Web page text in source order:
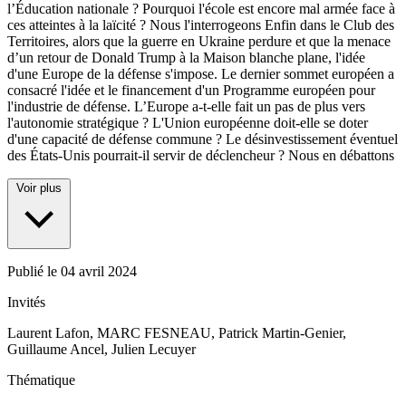
l’Éducation nationale ? Pourquoi l'école est encore mal armée face à
ces atteintes à la laïcité ? Nous l'interrogeons Enfin dans le Club des
Territoires, alors que la guerre en Ukraine perdure et que la menace
d’un retour de Donald Trump à la Maison blanche plane, l'idée
d'une Europe de la défense s'impose. Le dernier sommet européen a
consacré l'idée et le financement d'un Programme européen pour
l'industrie de défense. L’Europe a-t-elle fait un pas de plus vers
l'autonomie stratégique ? L'Union européenne doit-elle se doter
d'une capacité de défense commune ? Le désinvestissement éventuel
des États-Unis pourrait-il servir de déclencheur ? Nous en débattons
Voir plus
Publié le 04 avril 2024
Invités
Laurent Lafon, MARC FESNEAU, Patrick Martin-Genier,
Guillaume Ancel, Julien Lecuyer
Thématique